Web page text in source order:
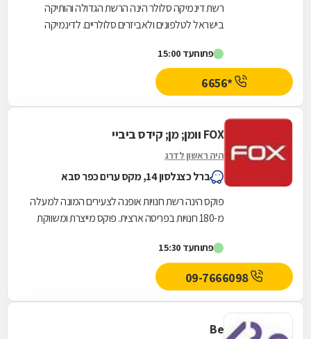
רשת דינמיקה סלולר הינה הרשת הגדולה והותיקה
בישראל לטלפונים ולאביזרים סלולריים. לדינמיקה
מתוכם...
פתוחעד 15:00
*6656
FOX וומן; מן; קידס ביביי
היה ראשון לדרג
ברל כצנלסון 14, מקס ערים כפר סבא
פוקס הינה רשת חנויות אופנה לצעירים המונה למעלה
מ-180 חנויות בפריסה ארצית. פוקס מייצרת ומשווקת
פתוחעד 15:30
09-7666098
Be